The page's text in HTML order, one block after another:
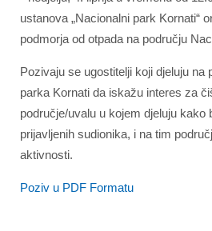
ustanova „Nacionalni park Kornati“
podmorja od otpada na području
Pozivaju se ugostitelji koji djeluju na
parka Kornati da iskažu interes za
područje/uvalu u kojem djeluju kako
prijavljenih sudionika, i na tim
aktivnosti.
Poziv u PDF Formatu